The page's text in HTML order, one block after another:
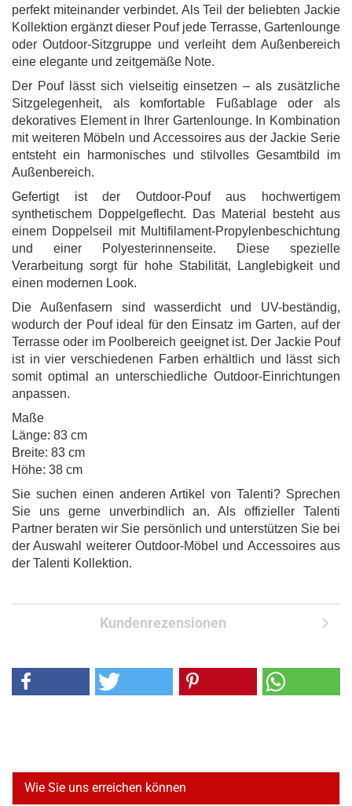
perfekt miteinander verbindet. Als Teil der beliebten Jackie
Kollektion ergänzt dieser Pouf jede Terrasse, Gartenlounge
oder Outdoor-Sitzgruppe und verleiht dem Außenbereich
eine elegante und zeitgemäße Note.
Der Pouf lässt sich vielseitig einsetzen – als zusätzliche
Sitzgelegenheit, als komfortable Fußablage oder als
dekoratives Element in Ihrer Gartenlounge. In Kombination
mit weiteren Möbeln und Accessoires aus der Jackie Serie
entsteht ein harmonisches und stilvolles Gesamtbild im
Außenbereich.
Gefertigt ist der Outdoor-Pouf aus hochwertigem
synthetischem Doppelgeflecht. Das Material besteht aus
einem Doppelseil mit Multifilament-Propylenbeschichtung
und einer Polyesterinnenseite. Diese spezielle
Verarbeitung sorgt für hohe Stabilität, Langlebigkeit und
einen modernen Look.
Die Außenfasern sind wasserdicht und UV-beständig,
wodurch der Pouf ideal für den Einsatz im Garten, auf der
Terrasse oder im Poolbereich geeignet ist. Der Jackie Pouf
ist in vier verschiedenen Farben erhältlich und lässt sich
somit optimal an unterschiedliche Outdoor-Einrichtungen
anpassen.
Maße
Länge: 83 cm
Breite: 83 cm
Höhe: 38 cm
Sie suchen einen anderen Artikel von Talenti? Sprechen
Sie uns gerne unverbindlich an. Als offizieller Talenti
Partner beraten wir Sie persönlich und unterstützen Sie bei
der Auswahl weiterer Outdoor-Möbel und Accessoires aus
der Talenti Kollektion.
Kundenrezensionen
Wie Sie uns erreichen können